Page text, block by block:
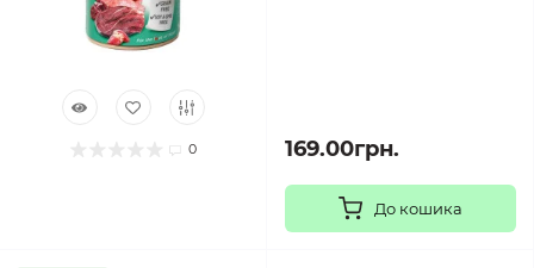
0 169.00грн.
До кошика